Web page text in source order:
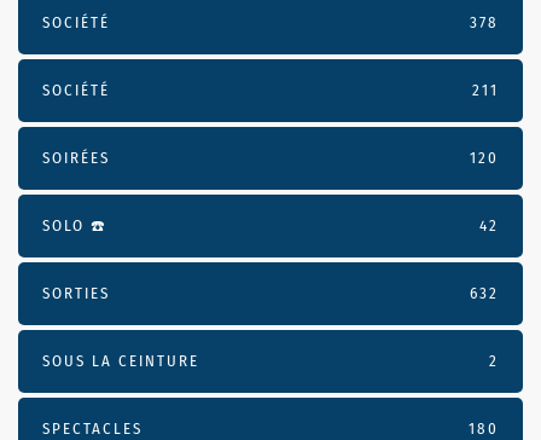
SOCIÉTÉ 378
SOCIÉTÉ 211
SOIRÉES 120
SOLO ☎️ 42
SORTIES 632
SOUS LA CEINTURE 2
SPECTACLES 180